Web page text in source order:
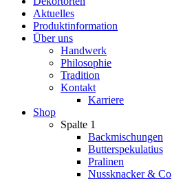
Aktuelles
Produktinformation
Über uns
Handwerk
Philosophie
Tradition
Kontakt
Karriere
Shop
Spalte 1
Backmischungen
Butterspekulatius
Pralinen
Nussknacker & Co